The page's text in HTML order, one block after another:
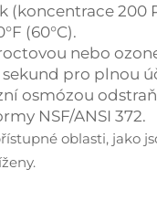
(koncentrace 200
(60°C).
nebo
pro plnou
osmózou
NSF/ANSI 372.
oblasti, jako